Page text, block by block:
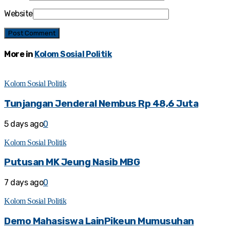
Website
More in Kolom Sosial Politik
Kolom Sosial Politik
Tunjangan Jenderal Nembus Rp 48,6 Juta
5 days ago0
Kolom Sosial Politik
Putusan MK Jeung Nasib MBG
7 days ago0
Kolom Sosial Politik
Demo Mahasiswa LainPikeun Mumusuhan